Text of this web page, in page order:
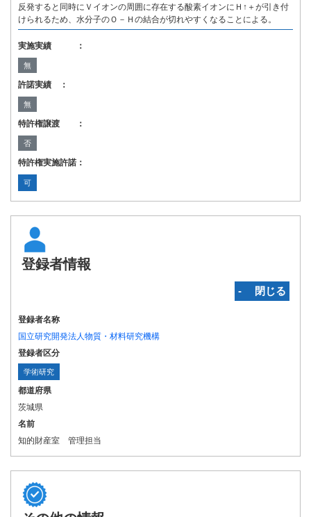
反発すると同時にＶイオンの周囲に存在する酸素イオンにＨ↑＋が引き付
けられるため、水分子のＯ－Ｈの結合が切れやすくなることによる。
実施実績 ：
無
許諾実績 ：
無
特許権譲渡 ：
否
特許権実施許諾：
可
登録者情報
‐ 閉じる
登録者名称
国立研究開発法人物質・材料研究機構
登録者区分
学術研究
都道府県
茨城県
名前
知的財産室 管理担当